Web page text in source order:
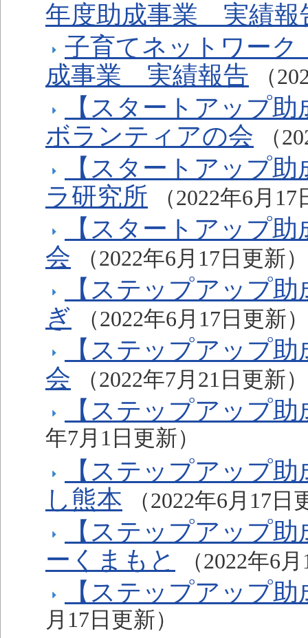
年度助成事業 実績報
子育てネットワーク
成事業 実績報告
（
【スタートアップ
ボランティアの会
（
【スタートアップ
ラ研究所
（2022年6月
【スタートアップ
会
（2022年6月17日更新）
【ステップアップ
ぎ
（2022年6月17日更新）
【ステップアップ
会
（2022年7月21日更新）
【ステップアップ
年7月1日更新）
【ステップアップ
し熊本
（2022年6月17日
【ステップアップ
ーくまもと
（2022年6
【ステップアップ
月17日更新）